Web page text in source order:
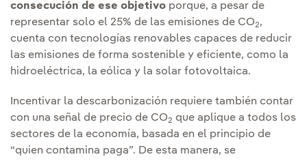
consecución de ese objetivo porque, a pesar de
representar solo el 25% de las emisiones de CO2,
cuenta con tecnologías renovables capaces de reducir
las emisiones de forma sostenible y eficiente, como la
hidroeléctrica, la eólica y la solar fotovoltaica.
Incentivar la descarbonización requiere también contar
con una señal de precio de CO2 que aplique a todos los
sectores de la economía, basada en el principio de
“quien contamina paga”. De esta manera, se